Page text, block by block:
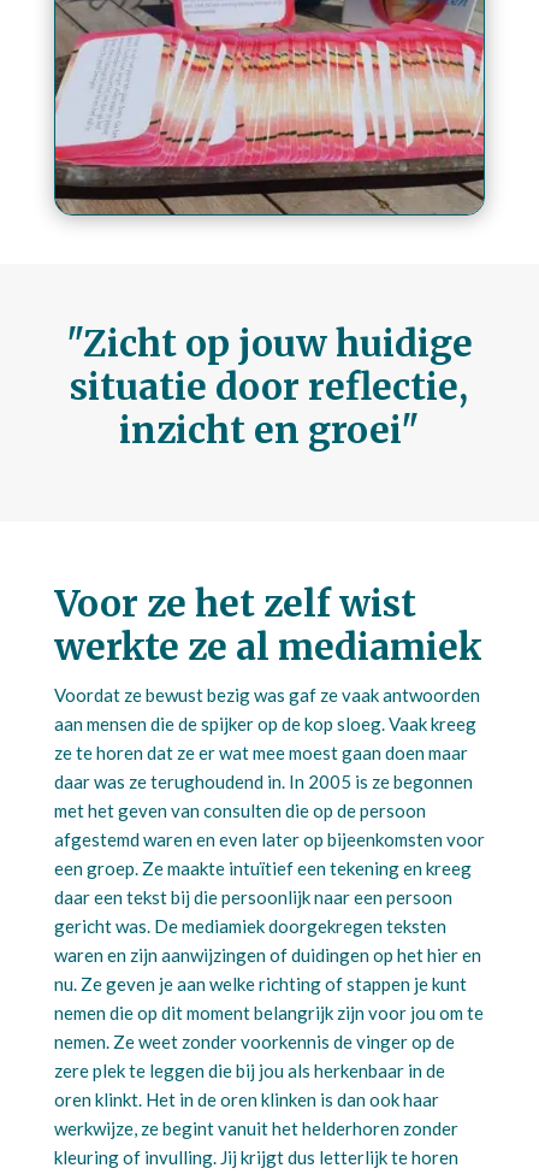
"Zicht op jouw huidige
situatie door reflectie,
inzicht en groei"
Voor ze het zelf wist
werkte ze al mediamiek
Voordat ze bewust bezig was gaf ze vaak antwoorden
aan mensen die de spijker op de kop sloeg. Vaak kreeg
ze te horen dat ze er wat mee moest gaan doen maar
daar was ze terughoudend in. In 2005 is ze begonnen
met het geven van consulten die op de persoon
afgestemd waren en even later op bijeenkomsten voor
een groep. Ze maakte intuïtief een tekening en kreeg
daar een tekst bij die persoonlijk naar een persoon
gericht was. De mediamiek doorgekregen teksten
waren en zijn aanwijzingen of duidingen op het hier en
nu. Ze geven je aan welke richting of stappen je kunt
nemen die op dit moment belangrijk zijn voor jou om te
nemen. Ze weet zonder voorkennis de vinger op de
zere plek te leggen die bij jou als herkenbaar in de
oren klinkt. Het in de oren klinken is dan ook haar
werkwijze, ze begint vanuit het helderhoren zonder
kleuring of invulling. Jij krijgt dus letterlijk te horen